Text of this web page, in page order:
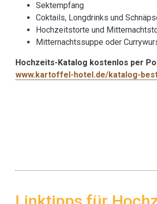
Sektempfang
Coktails, Longdrinks und
Hochzeitstorte und
Mitternachtssuppe oder
Hochzeits-Katalog kostenlos per
www.kartoffel-hotel.de/katalog-